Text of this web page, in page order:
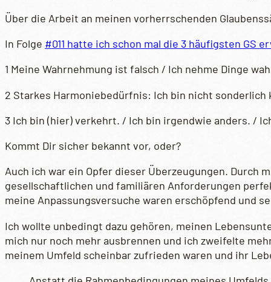
Über die Arbeit an meinen vorherrschenden
In Folge #011 hatte ich schon mal die 3 häufigsten GS
1 Meine Wahrnehmung ist falsch / Ich nehme Dinge
2 Starkes Harmoniebedürfnis: Ich bin nicht
3 Ich bin (hier) verkehrt. / Ich bin irgendwie anders. /
Kommt Dir sicher bekannt vor, oder?
Auch ich war ein Opfer dieser Überzeugungen.
gesellschaftlichen und familiären Anforderungen
meine Anpassungsversuche waren erschöpfend und
Ich wollte unbedingt dazu gehören, meinen
mich nur noch mehr ausbrennen und ich zweifelte
meinem Umfeld scheinbar zufrieden waren und ihr